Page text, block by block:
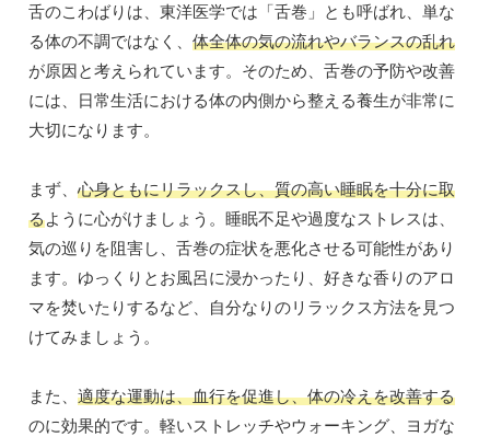
舌のこわばりは、東洋医学では「舌巻」とも呼ばれ、単な
る体の不調ではなく、 体全体の気の流れやバランスの乱れ
が原因と考えられています。そのため、舌巻の予防や改善
には、日常生活における体の内側から整える養生が非常に
大切になります。
まず、 心身ともにリラックスし、質の高い睡眠を十分に取
るように心がけましょう。睡眠不足や過度なストレスは、
気の巡りを阻害し、舌巻の症状を悪化させる可能性があり
ます。ゆっくりとお風呂に浸かったり、好きな香りのアロ
マを焚いたりするなど、自分なりのリラックス方法を見つ
けてみましょう。
また、 適度な運動は、血行を促進し、体の冷えを改善する
のに効果的です。軽いストレッチやウォーキング、ヨガな